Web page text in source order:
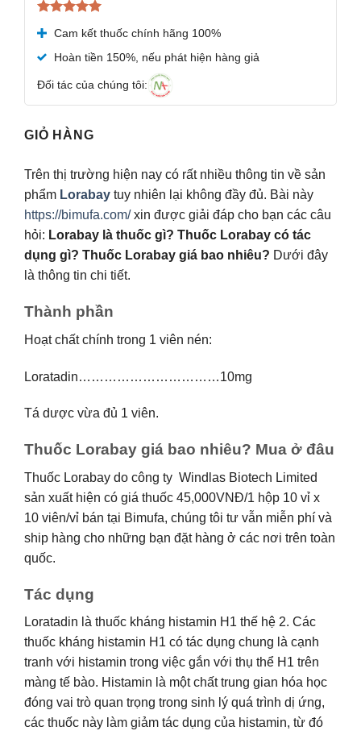
Được xếp
hạng5.00
5 sao
Cam kết thuốc chính hãng 100%
Hoàn tiền 150%, nếu phát hiện hàng giả
Đối tác của chúng tôi:
GIỎ HÀNG
Trên thị trường hiện nay có rất nhiều thông tin về sản
phẩm Lorabay tuy nhiên lại không đầy đủ. Bài này
https://bimufa.com/ xin được giải đáp cho bạn các câu
hỏi: Lorabay là thuốc gì? Thuốc Lorabay có tác
dụng gì? Thuốc Lorabay giá bao nhiêu? Dưới đây
là thông tin chi tiết.
Thành phần
Hoạt chất chính trong 1 viên nén:
Loratadin……………………………10mg
Tá dược vừa đủ 1 viên.
Thuốc Lorabay giá bao nhiêu? Mua ở đâu
Thuốc Lorabay do công ty Windlas Biotech Limited
sản xuất hiện có giá thuốc 45,000VNĐ/1 hộp 10 vỉ x
10 viên/vỉ bán tại Bimufa, chúng tôi tư vẫn miễn phí và
ship hàng cho những bạn đặt hàng ở các nơi trên toàn
quốc.
Tác dụng
Loratadin là thuốc kháng histamin H1 thế hệ 2. Các
thuốc kháng histamin H1 có tác dụng chung là cạnh
tranh với histamin trong việc gắn với thụ thể H1 trên
màng tế bào. Histamin là một chất trung gian hóa học
đóng vai trò quan trọng trong sinh lý quá trình dị ứng,
các thuốc này làm giảm tác dụng của histamin, từ đó